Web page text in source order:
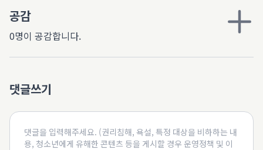
공감
0명이 공감합니다.
댓글쓰기